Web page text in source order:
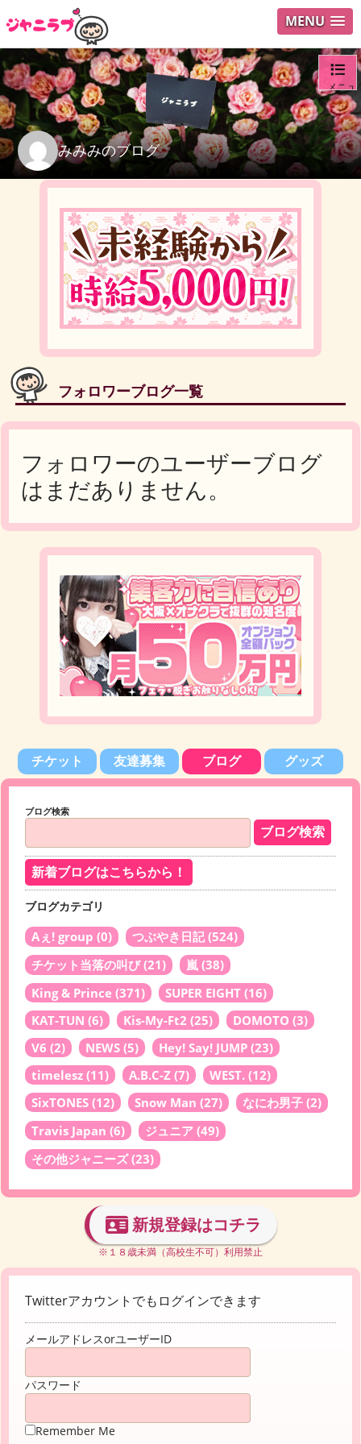
MENU
みみみのブログ
メニュ
ログイ
フォロワーブログ一覧
フォロワーのユーザーブログ
はまだありません。
チケット 友達募集 ブログ グッズ
ブログ検索
新着ブログはこちらから！
ブログカテゴリ
Aぇ! group (0) つぶやき日記(524)
チケット当落の叫び(21) 嵐 (38)
King & Prince (371) SUPER EIGHT (16)
KAT-TUN (6) Kis-My-Ft2 (25) DOMOTO (3)
V6 (2) NEWS (5) Hey! Say! JUMP (23)
timelesz (11) A.B.C-Z (7) WEST. (12)
SixTONES (12) Snow Man (27) なにわ男子 (2)
Travis Japan (6) ジュニア (49)
その他ジャニーズ(23)
新規登録はコチラ
※１８歳未満（高校生不可）利用禁止
Twitterアカウントでもログインできます
メールアドレスorユーザーID
パスワード
Remember Me